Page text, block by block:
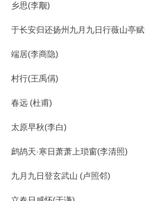
乡思(李觏)
于长安归还扬州九月九日行薇山亭
端居(李商隐)
村行(王禹偁)
春远 (杜甫)
太原早秋(李白)
鹧鸪天·寒日萧萧上琐窗(李清照)
九月九日登玄武山 (卢照邻)